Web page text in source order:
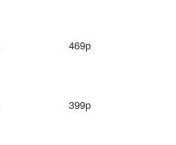
469р
399р